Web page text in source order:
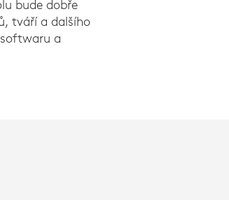
bude dobře
tváří a dalšího
a